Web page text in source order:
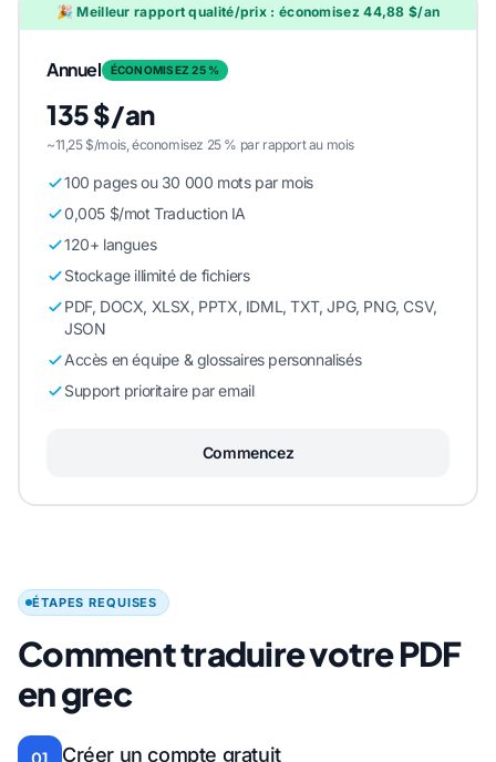
🎉 Meilleur rapport qualité/prix : économisez 44,88 $/an
Annuel ÉCONOMISEZ 25 %
135 $/an
~11,25 $/mois, économisez 25 % par rapport au mois
100 pages ou 30 000 mots par mois
0,005 $/mot Traduction IA
120+ langues
Stockage illimité de fichiers
PDF, DOCX, XLSX, PPTX, IDML, TXT, JPG, PNG, CSV,
JSON
Accès en équipe & glossaires personnalisés
Support prioritaire par email
Commencez
ÉTAPES REQUISES
Comment traduire votre PDF
en grec
01 Créer un compte gratuit